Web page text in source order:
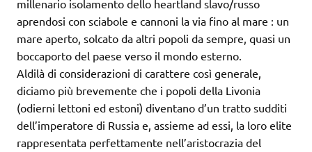
millenario isolamento dello heartland slavo/russo
aprendosi con sciabole e cannoni la via fino al mare : un
mare aperto, solcato da altri popoli da sempre, quasi un
boccaporto del paese verso il mondo esterno.
Aldilà di considerazioni di carattere così generale,
diciamo più brevemente che i popoli della Livonia
(odierni lettoni ed estoni) diventano d’un tratto sudditi
dell’imperatore di Russia e, assieme ad essi, la loro elite
rappresentata perfettamente nell’aristocrazia del